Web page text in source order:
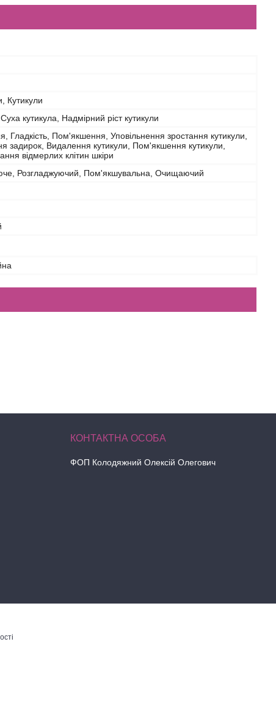
Кутикули
кутикула, Надмірний ріст кутикули
Гладкість, Пом'якшення, Уповільнення зростання кутикули,
задирок, Видалення кутикули, Пом'якшення кутикули,
відмерлих клітин шкіри
Розгладжуючий, Пом'якшувальна, Очищаючий
ФОП Колодяжний Олексій Олегович